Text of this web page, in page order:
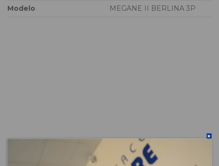
Modelo
MEGANE II BERLINA 3P